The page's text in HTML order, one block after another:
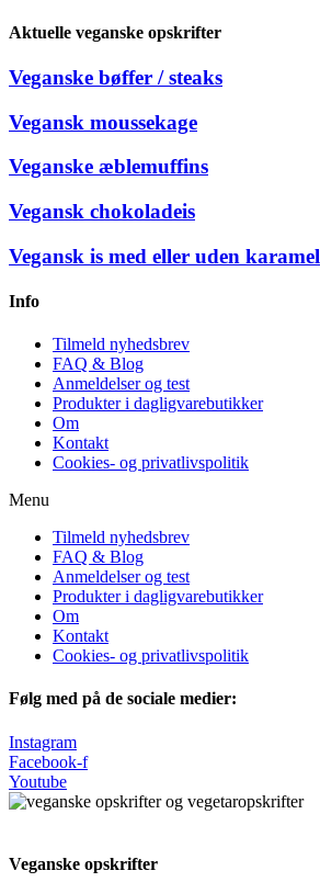
Aktuelle veganske opskrifter
Veganske bøffer / steaks
Vegansk moussekage
Veganske æblemuffins
Vegansk chokoladeis
Vegansk is med eller uden karamel
Info
Tilmeld nyhedsbrev
FAQ & Blog
Anmeldelser og test
Produkter i dagligvarebutikker
Om
Kontakt
Cookies- og privatlivspolitik
Menu
Tilmeld nyhedsbrev
FAQ & Blog
Anmeldelser og test
Produkter i dagligvarebutikker
Om
Kontakt
Cookies- og privatlivspolitik
Følg med på de sociale medier:
Instagram
Facebook-f
Youtube
Veganske opskrifter